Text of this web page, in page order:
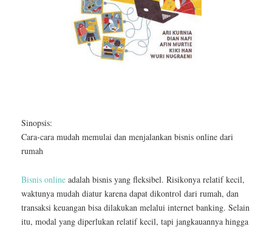
Sinopsis:
Cara-cara mudah memulai dan menjalankan bisnis online dari
rumah
Bisnis online adalah bisnis yang fleksibel. Risikonya relatif kecil,
waktunya mudah diatur karena dapat dikontrol dari rumah, dan
transaksi keuangan bisa dilakukan melalui internet banking. Selain
itu, modal yang diperlukan relatif kecil, tapi jangkauannya hingga